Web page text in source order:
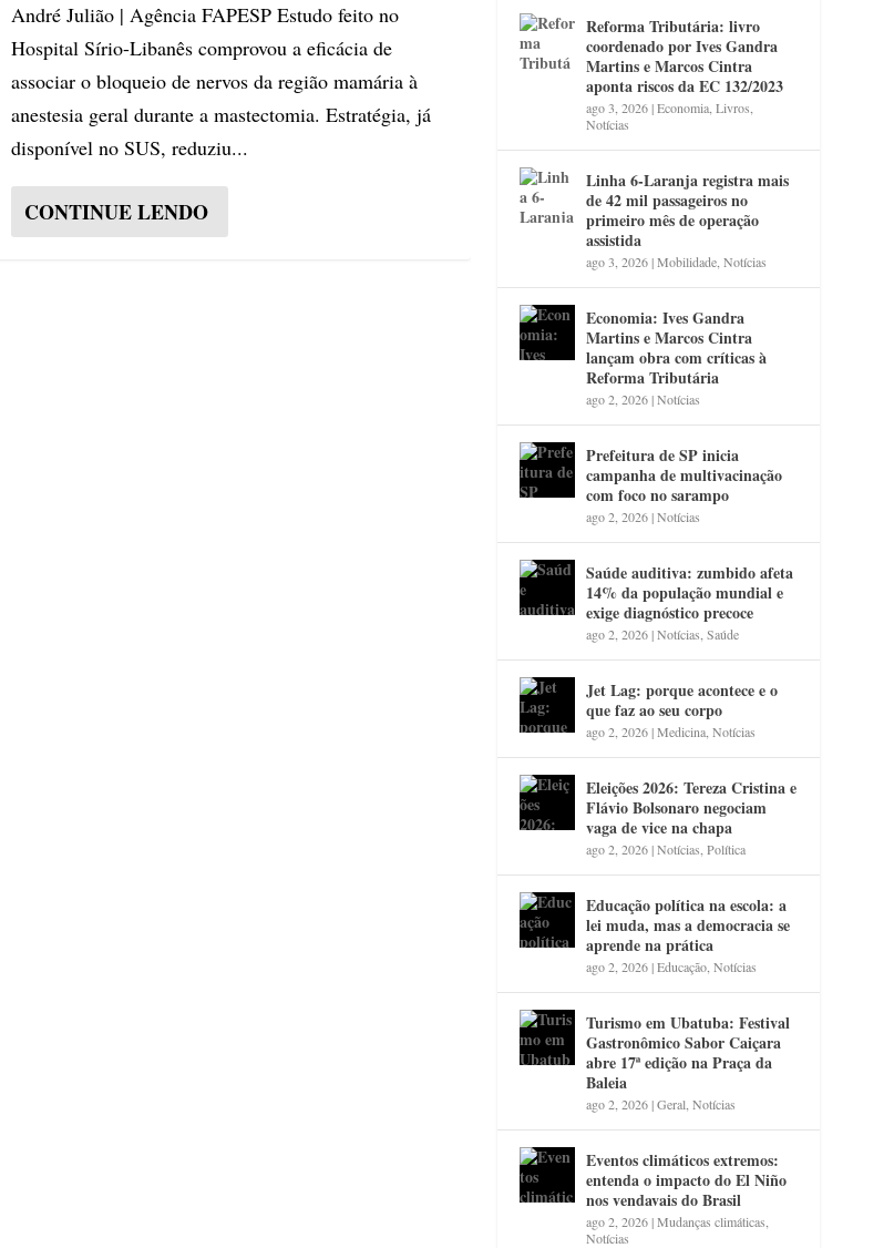
André Julião | Agência FAPESP Estudo feito no
Hospital Sírio-Libanês comprovou a eficácia de
associar o bloqueio de nervos da região mamária à
anestesia geral durante a mastectomia. Estratégia, já
disponível no SUS, reduziu...
CONTINUE LENDO
Reforma Tributária: livro
coordenado por Ives Gandra
Martins e Marcos Cintra
aponta riscos da EC 132/2023
ago 3, 2026|Economia ,Livros
Notícias
Linha 6-Laranja registra mais
de 42 mil passageiros no
primeiro mês de operação
assistida
ago 3, 2026|Mobilidade ,Notícias
Economia: Ives Gandra
Martins e Marcos Cintra
lançam obra com críticas à
Reforma Tributária
ago 2, 2026|Notícias
Prefeitura de SP inicia
campanha de multivacinação
com foco no sarampo
ago 2, 2026|Notícias
Saúde auditiva: zumbido afeta
14% da população mundial e
exige diagnóstico precoce
ago 2, 2026|Notícias ,Saúde
Jet Lag: porque acontece e o
que faz ao seu corpo
ago 2, 2026|Medicina ,Notícias
Eleições 2026: Tereza Cristina e
Flávio Bolsonaro negociam
vaga de vice na chapa
ago 2, 2026|Notícias ,Política
Educação política na escola: a
lei muda, mas a democracia se
aprende na prática
ago 2, 2026|Educação ,Notícias
Turismo em Ubatuba: Festival
Gastronômico Sabor Caiçara
abre 17ª edição na Praça da
Baleia
ago 2, 2026|Geral ,Notícias
Eventos climáticos extremos:
entenda o impacto do El Niño
nos vendavais do Brasil
ago 2, 2026|Mudanças climáticas
Notícias